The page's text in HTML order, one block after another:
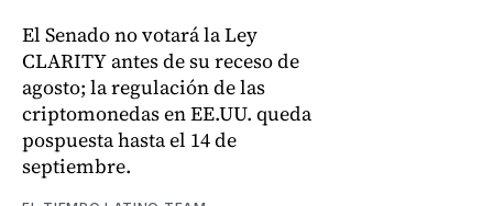
El Senado no votará la Ley
CLARITY antes de su receso de
agosto; la regulación de las
criptomonedas en EE.UU. queda
pospuesta hasta el 14 de
septiembre.